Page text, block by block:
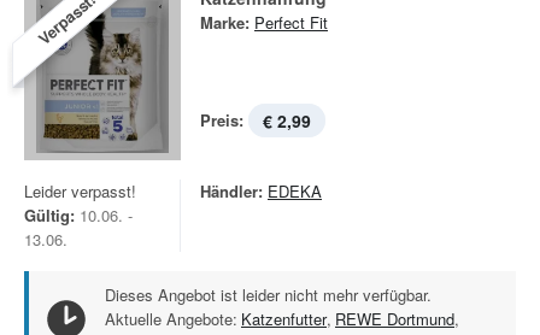
Verpasst! Marke: Perfect Fit
Preis: € 2,99
Leider verpasst!
Gültig: 10.06. -
13.06.
Händler: EDEKA
Dieses Angebot ist leider nicht mehr verfügbar.
Aktuelle Angebote: Katzenfutter, REWE Dortmund,